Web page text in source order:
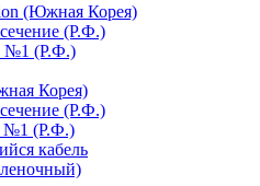
(Южная Корея)
(Р.Ф.)
№1 (Р.Ф.)
Корея)
(Р.Ф.)
№1 (Р.Ф.)
кабель